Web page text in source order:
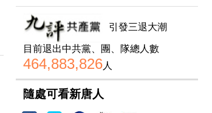
引發三退大潮
目前退出中共黨、團、隊總人數
464,883,826人
隨處可看新唐人